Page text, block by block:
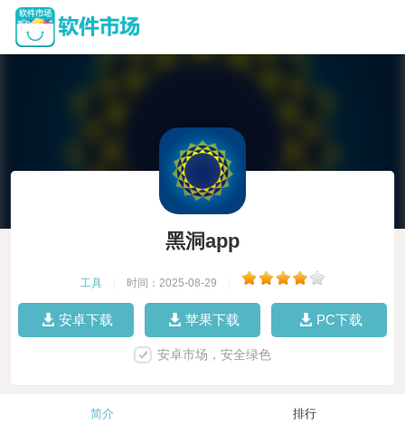
黑洞app
工具 时间：2025-08-29
安卓下载 苹果下载 PC下载
安卓市场，安全绿色
简介 排行